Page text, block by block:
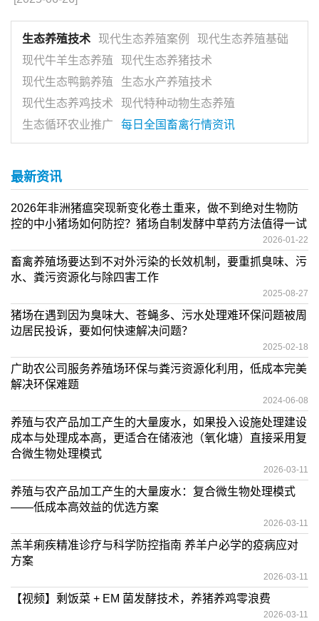
生态养殖技术 现代生态养殖案例
现代生态养殖基础
现代牛羊生态养殖
现代生态养猪技术
现代生态鸭鹅养殖
生态水产养殖技术
现代生态养鸡技术
现代特种动物生态养殖
生态循环农业推广
每日全国畜禽行情资讯
最新资讯
2026年非洲猪瘟突现新变化卷土重来，做不到绝对生物防
控的中小猪场如何防控？猪场自制发酵中草药方法值得一试
2026-01-22
畜禽养殖场要达到不对外污染的长效机制，要重抓臭味、污
水、粪污资源化与除四害工作
2025-08-27
猪场在遇到因为臭味大、苍蝇多、污水处理难环保问题被周
边居民投诉，要如何快速解决问题？
2025-02-18
广助农公司服务养殖场环保与粪污资源化利用，低成本完美
解决环保难题
2024-06-08
养殖与农产品加工产生的大量废水，如果投入设施处理建设
成本与处理成本高，更适合在储液池（氧化塘）直接采用复
合微生物处理模式
2026-03-11
养殖与农产品加工产生的大量废水：复合微生物处理模式
——低成本高效益的优选方案
2026-03-11
羔羊痢疾精准诊疗与科学防控指南 养羊户必学的疫病应对
方案
2026-03-11
【视频】剩饭菜 + EM 菌发酵技术，养猪养鸡零浪费
2026-03-11